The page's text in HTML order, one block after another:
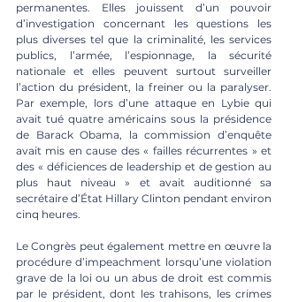
permanentes. Elles jouissent d’un pouvoir
d’investigation concernant les questions les
plus diverses tel que la criminalité, les services
publics, l’armée, l’espionnage, la sécurité
nationale et elles peuvent surtout surveiller
l’action du président, la freiner ou la paralyser.
Par exemple, lors d’une attaque en Lybie qui
avait tué quatre américains sous la présidence
de Barack Obama, la commission d’enquête
avait mis en cause des « failles récurrentes » et
des « déficiences de leadership et de gestion au
plus haut niveau » et avait auditionné sa
secrétaire d’État Hillary Clinton pendant environ
cinq heures.
Le Congrès peut également mettre en œuvre la
procédure d’impeachment lorsqu’une violation
grave de la loi ou un abus de droit est commis
par le président, dont les trahisons, les crimes